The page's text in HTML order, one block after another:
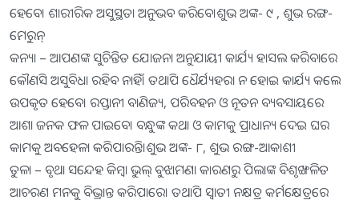
ହେବେ। ଶାରୀରିକ ଅସୁସ୍ଥତା ଅନୁଭବ କରିବେ।ଶୁଭ ଅଙ୍କ- ୯ , ଶୁଭ ରଙ୍ଗ-
ମେରୁନ୍
କନ୍ୟା – ଆପଣଙ୍କ ସୁଚିନ୍ତିତ ଯୋଜନା ଅନୁଯାୟୀ କାର୍ଯ୍ୟ ହାସଲ କରିବାରେ
କୌଣସି ଅସୁବିଧା ରହିବ ନାହିଁ। ତଥାପି ଧୈର୍ଯ୍ୟହରା ନ ହୋଇ କାର୍ଯ୍ୟ କଲେ
ଉପକୃତ ହେବେ। ରପ୍ତାନୀ ବାଣିଜ୍ୟ, ପରିବହନ ଓ ନୂତନ ବ୍ୟବସାୟରେ
ଆଶା ଜନକ ଫଳ ପାଇବେ। ବନ୍ଧୁଙ୍କ କଥା ଓ କାମକୁ ପ୍ରାଧାନ୍ୟ ଦେଇ ଘର
କାମକୁ ଅବହେଳା କରିପାରନ୍ତି।ଶୁଭ ଅଙ୍କ- ୮, ଶୁଭ ରଙ୍ଗ-ଆକାଶୀ
ତୁଳା – ବୃଥା ସନ୍ଦେହ କିମ୍ବା ଭୁଲ୍‌ ବୁଝାମଣା କାରଣରୁ ପିଲାଙ୍କ ବିଶୃଙ୍ଖଳିତ
ଆଚରଣ ମନକୁ ବିଭ୍ରାନ୍ତ କରିପାରେ। ତଥାପି ସ୍ବାତୀ ନକ୍ଷତ୍ର କର୍ମକ୍ଷେତ୍ରରେ